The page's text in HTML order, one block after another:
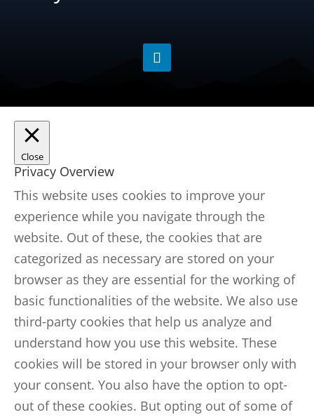
Close
Privacy Overview
This website uses cookies to improve your
experience while you navigate through the
website. Out of these, the cookies that are
categorized as necessary are stored on your
browser as they are essential for the working of
basic functionalities of the website. We also use
third-party cookies that help us analyze and
understand how you use this website. These
cookies will be stored in your browser only with
your consent. You also have the option to opt-
out of these cookies. But opting out of some of